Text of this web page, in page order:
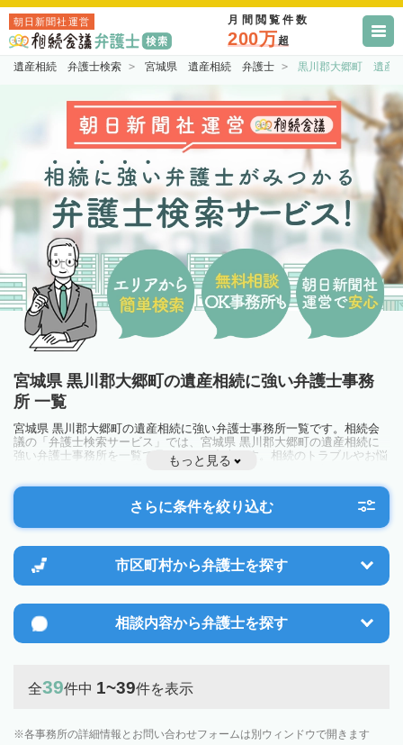
朝日新聞社運営 月間閲覧件数
200万超
遺産相続 弁護士検索 宮城県 遺産相続 弁護士 黒川郡大郷町 遺産
宮城県 黒川郡大郷町の遺産相続に強い弁護士事務
所 一覧
宮城県 黒川郡大郷町の遺産相続に強い弁護士事務所一覧です。相続会
議の「弁護士検索サービス」では、宮城県 黒川郡大郷町の遺産相続に
強い弁護士事務所を一覧で見ることが出来ます。相続のトラブルやお悩
みを抱えている方は一度近隣の弁護士に相談してみましょう。
もっと見る
さらに条件を絞り込む
市区町村から弁護士を探す
相談内容から弁護士を探す
全39件中 1~39件を表示
各事務所の詳細情報とお問い合わせフォームは別ウィンドウで開きます